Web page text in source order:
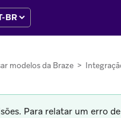
modelos da Braze >
Para relatar um erro